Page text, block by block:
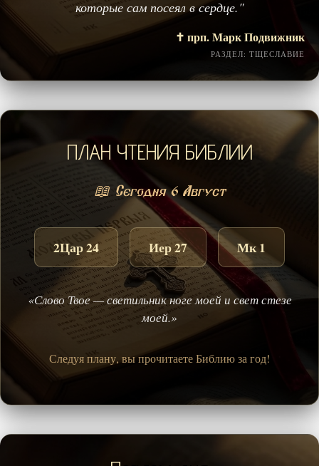
которые сам посеял в сердце."
✝️ прп. Марк Подвижник
РАЗДЕЛ: ТЩЕСЛАВИЕ
ПЛАН ЧТЕНИЯ БИБЛИИ
📖 Сегодня 6 Август
2Цар 24 Иер 27 Мк 1
«Слово Твое — светильник ноге моей и свет стезе
моей.»
Следуя плану, вы прочитаете Библию за год!